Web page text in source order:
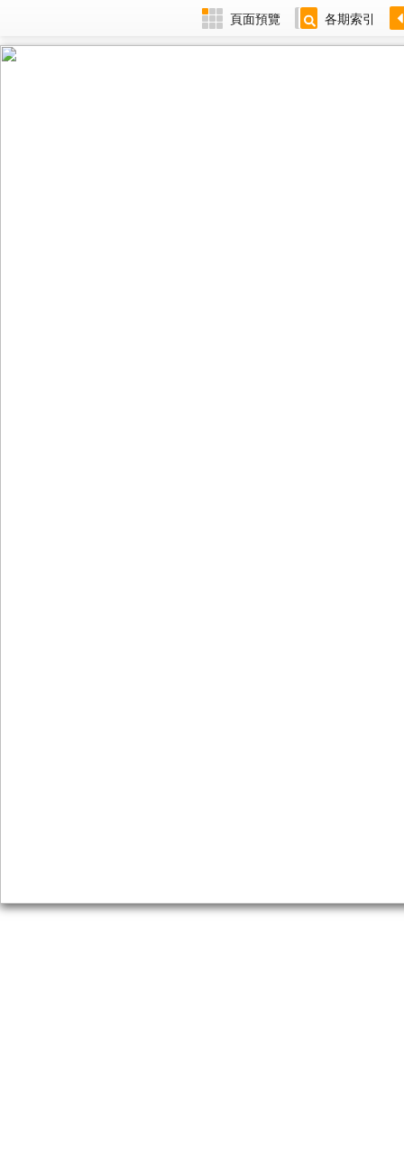
頁面預覽 各期索引